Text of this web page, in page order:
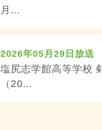
月...
2026年05月29日放送
塩尻志学館高等学校
（20...